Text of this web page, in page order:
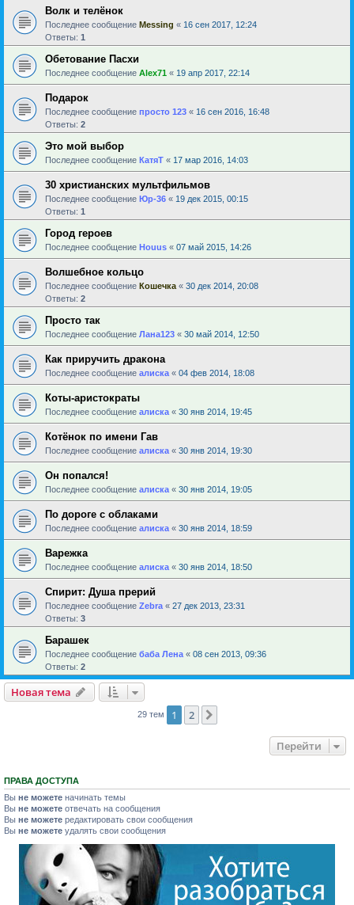
Волк и телёнок
Последнее сообщение Messing « 16 сен 2017, 12:24
Ответы: 1
Обетование Пасхи
Последнее сообщение Alex71 « 19 апр 2017, 22:14
Подарок
Последнее сообщение просто 123 « 16 сен 2016, 16:48
Ответы: 2
Это мой выбор
Последнее сообщение КатяТ « 17 мар 2016, 14:03
30 христианских мультфильмов
Последнее сообщение Юр-36 « 19 дек 2015, 00:15
Ответы: 1
Город героев
Последнее сообщение Houus « 07 май 2015, 14:26
Волшебное кольцо
Последнее сообщение Кошечка « 30 дек 2014, 20:08
Ответы: 2
Просто так
Последнее сообщение Лана123 « 30 май 2014, 12:50
Как приручить дракона
Последнее сообщение алиска « 04 фев 2014, 18:08
Коты-аристократы
Последнее сообщение алиска « 30 янв 2014, 19:45
Котёнок по имени Гав
Последнее сообщение алиска « 30 янв 2014, 19:30
Он попался!
Последнее сообщение алиска « 30 янв 2014, 19:05
По дороге с облаками
Последнее сообщение алиска « 30 янв 2014, 18:59
Варежка
Последнее сообщение алиска « 30 янв 2014, 18:50
Спирит: Душа прерий
Последнее сообщение Zebra « 27 дек 2013, 23:31
Ответы: 3
Барашек
Последнее сообщение баба Лена « 08 сен 2013, 09:36
Ответы: 2
Новая тема
29 тем 1 2
Перейти
ПРАВА ДОСТУПА
Вы не можете начинать темы
Вы не можете отвечать на сообщения
Вы не можете редактировать свои сообщения
Вы не можете удалять свои сообщения